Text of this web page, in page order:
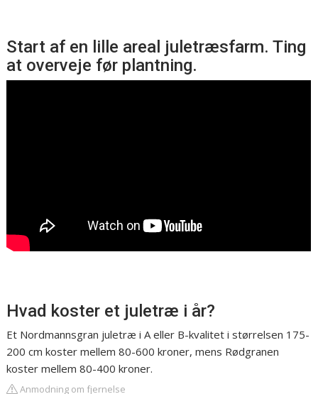
Start af en lille areal juletræsfarm. Ting
at overveje før plantning.
Hvad koster et juletræ i år?
Et Nordmannsgran juletræ i A eller B-kvalitet i størrelsen 175-
200 cm koster mellem 80-600 kroner, mens Rødgranen
koster mellem 80-400 kroner.
Anmodning om fjernelse